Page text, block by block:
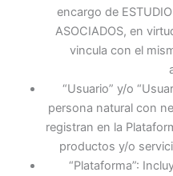
encargo de
ASOCIADOS, en
vincula con el
“Usuario” y/o
persona natural con
registran en la
productos y/o
“Plataforma”: